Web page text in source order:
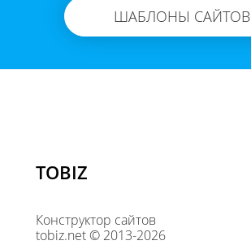
ШАБЛОНЫ САЙТОВ
TOBIZ
Конструктор сайтов
tobiz.net © 2013-2026